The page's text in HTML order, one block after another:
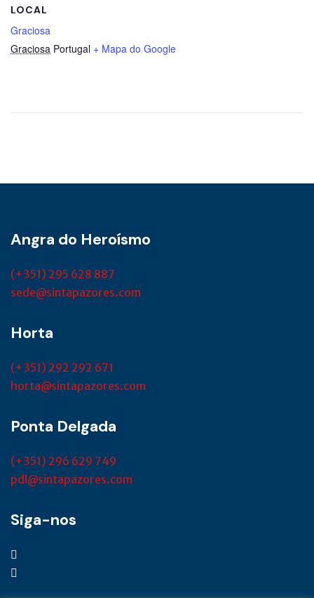
LOCAL
Graciosa
Graciosa Portugal + Mapa do Google
Angra do Heroísmo
(+351) 295 628 887
sede@sintapazores.com
Horta
(+351) 292 292 671
horta@sintapazores.com
Ponta Delgada
(+351) 296 629 749
pdl@sintapazores.com
Siga-nos